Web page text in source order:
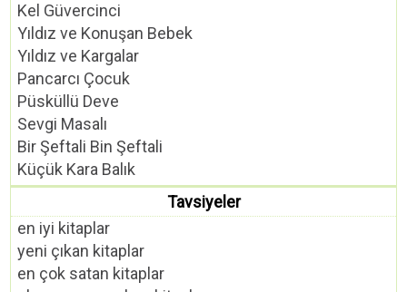
Kel Güvercinci
Yıldız ve Konuşan Bebek
Yıldız ve Kargalar
Pancarcı Çocuk
Püsküllü Deve
Sevgi Masalı
Bir Şeftali Bin Şeftali
Küçük Kara Balık
Tavsiyeler
en iyi kitaplar
yeni çıkan kitaplar
en çok satan kitaplar